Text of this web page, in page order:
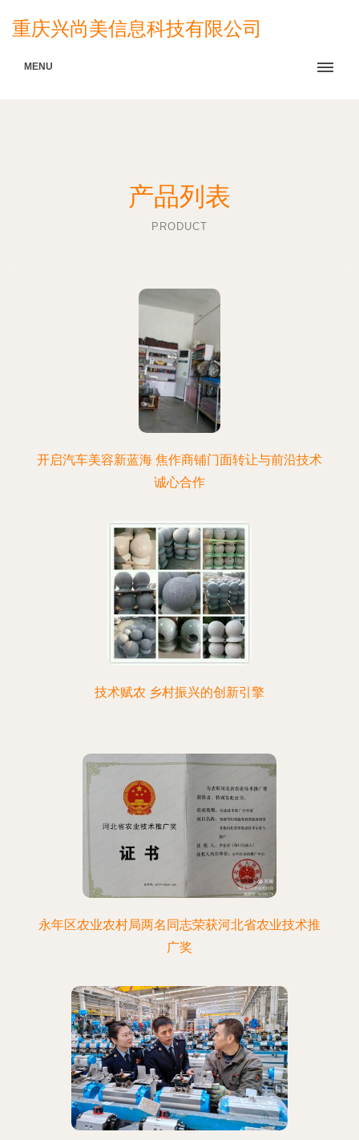
重庆兴尚美信息科技有限公司
MENU
产品列表
PRODUCT
开启汽车美容新蓝海 焦作商铺门面转让与前沿技术
诚心合作
技术赋农 乡村振兴的创新引擎
永年区农业农村局两名同志荣获河北省农业技术推
广奖